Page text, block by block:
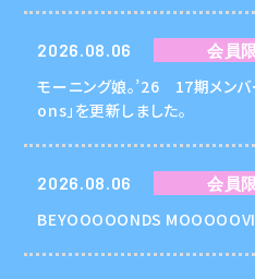
2026.08.06 会員
モーニング娘。’26 17期メン
ons」を更新しました。
2026.08.06 会員
BEYOOOOONDS